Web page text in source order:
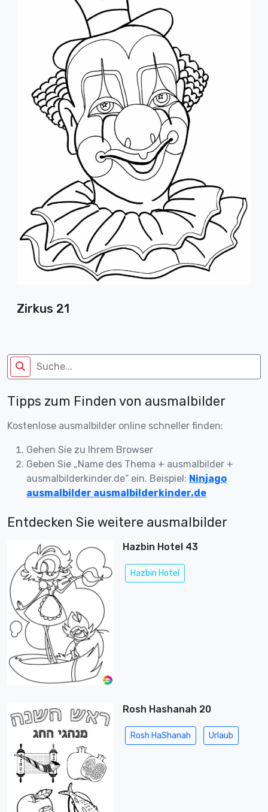
Zirkus 21
Tipps zum Finden von ausmalbilder
Kostenlose ausmalbilder online schneller finden:
Gehen Sie zu Ihrem Browser
Geben Sie „Name des Thema + ausmalbilder +
ausmalbilderkinder.de“ ein. Beispiel: Ninjago
ausmalbilder ausmalbilderkinder.de
Entdecken Sie weitere ausmalbilder
Hazbin Hotel 43
Hazbin Hotel
Rosh Hashanah 20
Rosh HaShanah Urlaub